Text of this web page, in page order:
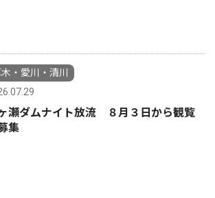
・愛川・清川
瀬ダムナイト放流 ８月３日から観覧
集